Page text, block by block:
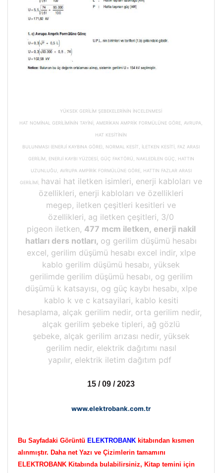
YÜKSEK GERİLİM ŞEBEKELERİNİN İNCELENMESİ
HAT NOMİNAL GERİLİMİNİN TAYİNİ, AMERİKAN AMPRİK FORMÜLÜNE GÖRE, AVRUPA,
HAT KESİTİNİN
BULUNMASI (ENERJİ KAYBINA GÖRE), NORMAL KESİT, İLETKEN KESİTİ, FAZ ARASI
GERİLİM, ENERJİ KAYBI YÜZDESİ, GÜÇ FAKTÖRÜ, NAKLEDİLEN GÜÇ, HATTIN
UZUNLUĞU, AVRUPA AMPİRİK FORMÜLÜNE GÖRE, HATTIN FAZLAR ARASI
GERİLİMİ, havai hat iletken isimleri, enerji kabloları ve
özellikleri, enerji kabloları ve özellikleri
megep, iletken çeşitleri kesitleri ve
özellikleri, ag iletken çeşitleri, 3/0
pigeon iletken, 477 mcm iletken, enerji nakil
hatları ders notları, og gerilim düşümü hesabı
excel, gerilim düşümü hesabı excel indir, xlpe
kablo gerilim düşümü hesabı, yüksek
gerilimde gerilim düşümü hesabı, og gerilim
düşümü k katsayısı, og güç kaybı hesabı, xlpe
kablo k ve c katsayilari, kablo kesiti
hesaplama, alçak gerilim nedir, orta gerilim nedir,
alçak gerilim şebeke tipleri, ağ gözlü
şebeke, alçak gerilim arızası nedir, yüksek
gerilim nedir, elektrik dağıtımı nasıl
yapılır, elektrik iletim dağıtım pdf
15 / 09 / 2023
www.elektrobank.com.tr
Bu Sayfadaki Görüntü ELEKTROBANK kitabından kısmen
alınmıştır. Daha net Yazı ve Çizimlerin tamamını
ELEKTROBANK Kitabında bulabilirsiniz, Kitap temini için